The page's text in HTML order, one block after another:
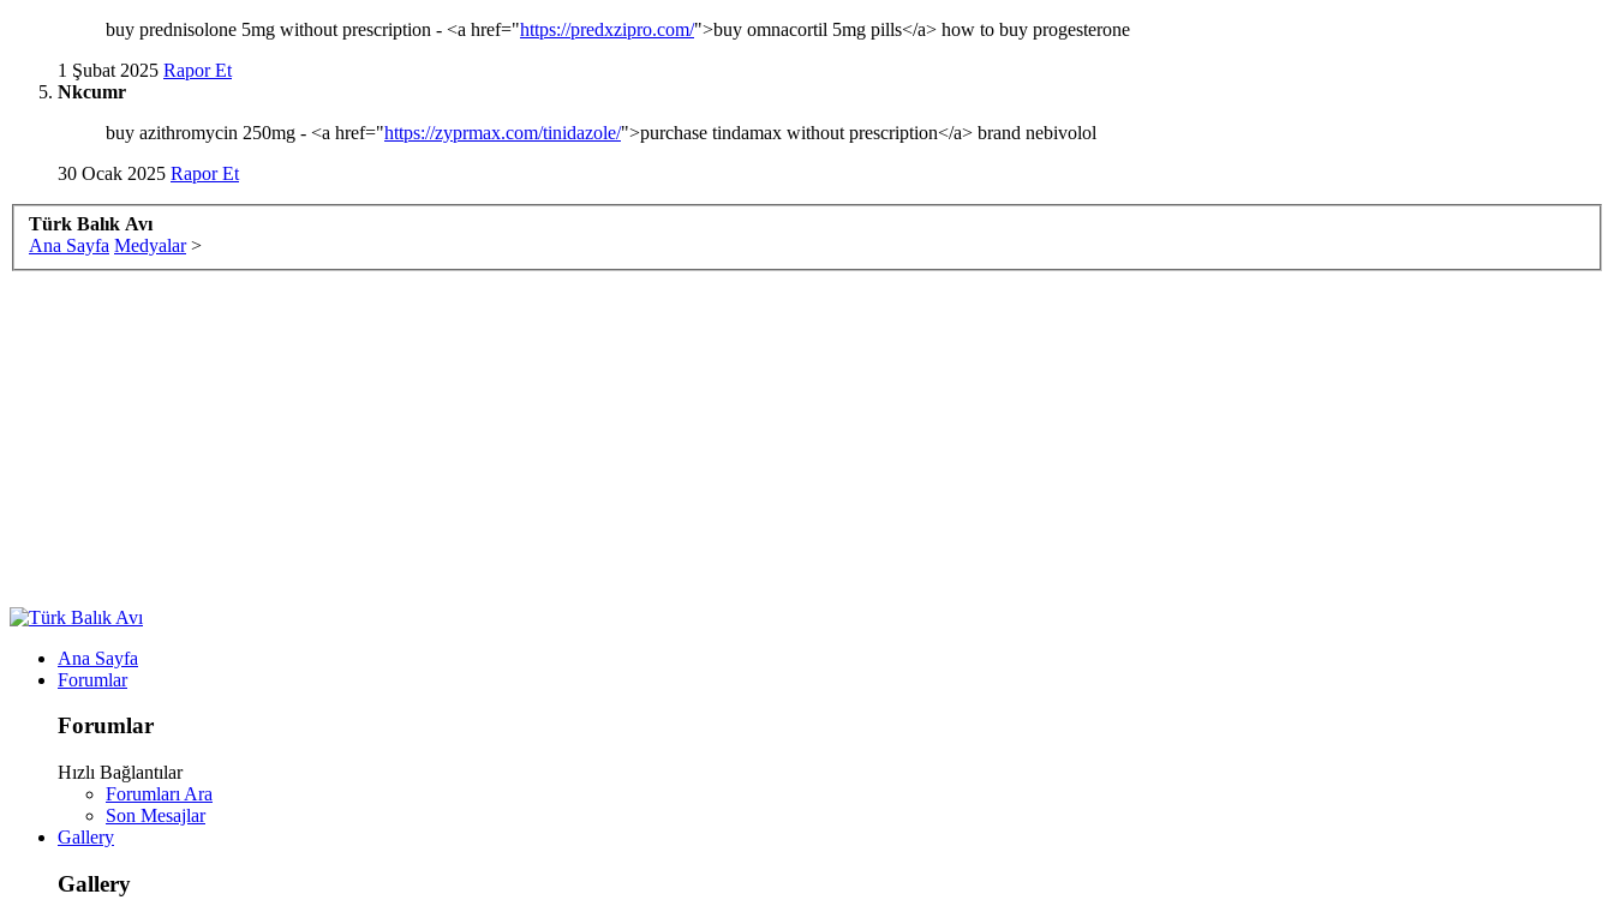
buy prednisolone 5mg without prescription - <a href="https://predxzipro.com/">buy omnacortil 5mg pills</a> how to buy progesterone
1 Şubat 2025 Rapor Et
Nkcumr
buy azithromycin 250mg - <a href="https://zyprmax.com/tinidazole/">purchase tindamax without prescription</a> brand nebivolol
30 Ocak 2025 Rapor Et
Türk Balık Avı
Ana Sayfa Medyalar >
Ana Sayfa
Forumlar
Forumlar
Hızlı Bağlantılar
Forumları Ara
Son Mesajlar
Gallery
Gallery